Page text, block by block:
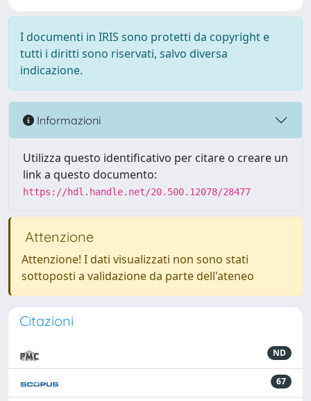
I documenti in IRIS sono protetti da copyright e
tutti i diritti sono riservati, salvo diversa
indicazione.
Informazioni
Utilizza questo identificativo per citare o creare un
link a questo documento:
https://hdl.handle.net/20.500.12078/28477
Attenzione
Attenzione! I dati visualizzati non sono stati
sottoposti a validazione da parte dell'ateneo
Citazioni
ND
67